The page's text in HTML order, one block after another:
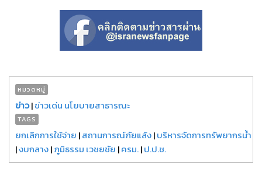
หมวดหมู่
ข่าว|ข่าวเด่น นโยบายสาธารณะ
TAGS
ยกเลิกการใช้จ่าย |สถานการณ์ภัยแล้ง|บริหารจัดการทรัพยากรน้ำ
|งบกลาง|ภูมิธรรม เวชยชัย |ครม.|ป.ป.ช.